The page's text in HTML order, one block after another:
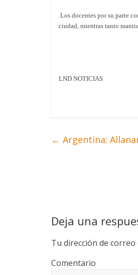
Los docentes por su parte
ciudad, mientras tanto
LND NOTICIAS
← Argentina:
Deja una
Tu dirección de
Comentario